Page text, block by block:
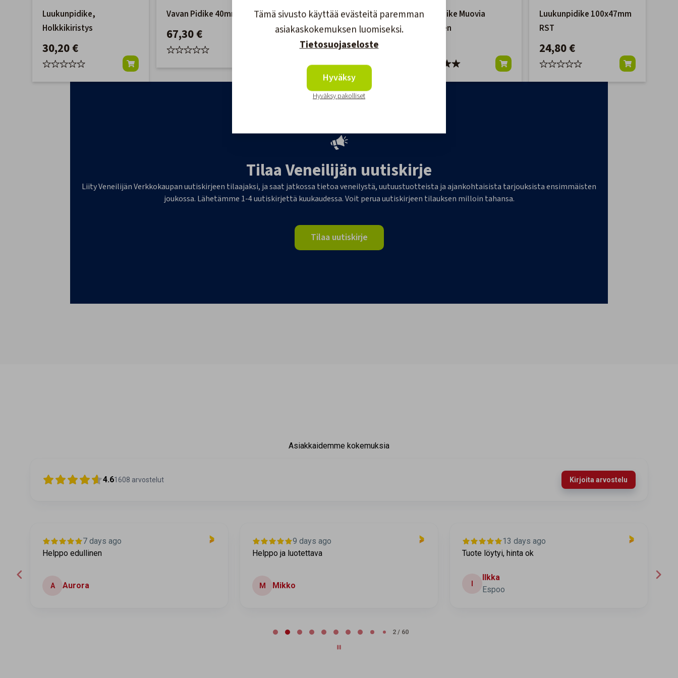
Luukunpidike,
Holkkikiristys
30,20 €
Vavan Pidike 40mm
67,30 €
Ovenpidike Muovia
Ruskea
2,50 €
Ovenpidike Muovia
Valkoinen
Luukunpidike 100x47mm
RST
24,80 €
Tilaa Veneilijän uutiskirje
Liity Veneilijän Verkkokaupan uutiskirjeen tilaajaksi, ja saat jatkossa tietoa veneilystä, uutuustuotteista ja ajankohtaisista tarjouksista ensimmäisten
joukossa. Lähetämme 1-4 uutiskirjettä kuukaudessa. Voit perua uutiskirjeen tilauksen milloin tahansa.
Tilaa uutiskirje
Asiakkaidemme kokemuksia
4.61608 arvostelut Kirjoita arvostelu
7 days ago
Helppo edullinen
A Aurora
9 days ago
Helppo ja luotettava
M Mikko
13 days ago
Tuote löytyi, hinta ok
Ilkka
Espoo
2 / 60
Tämä sivusto käyttää evästeitä paremman
asiakaskokemuksen luomiseksi.
Tietosuojaseloste
Hyväksy
Hyväksy pakolliset